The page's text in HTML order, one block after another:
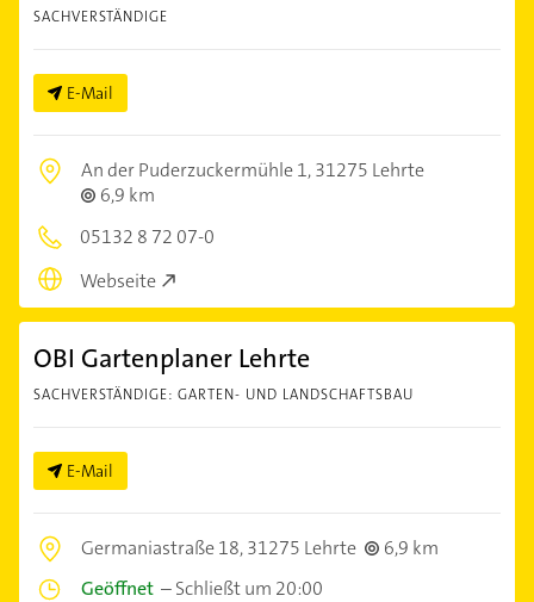
SACHVERSTÄNDIGE
E-Mail
An der Puderzuckermühle 1,31275 Lehrte
6,9 km
05132 8 72 07-0
Webseite
OBI Gartenplaner Lehrte
SACHVERSTÄNDIGE: GARTEN- UND LANDSCHAFTSBAU
E-Mail
Germaniastraße 18,31275 Lehrte
6,9 km
Geöffnet –Schließt um 20:00